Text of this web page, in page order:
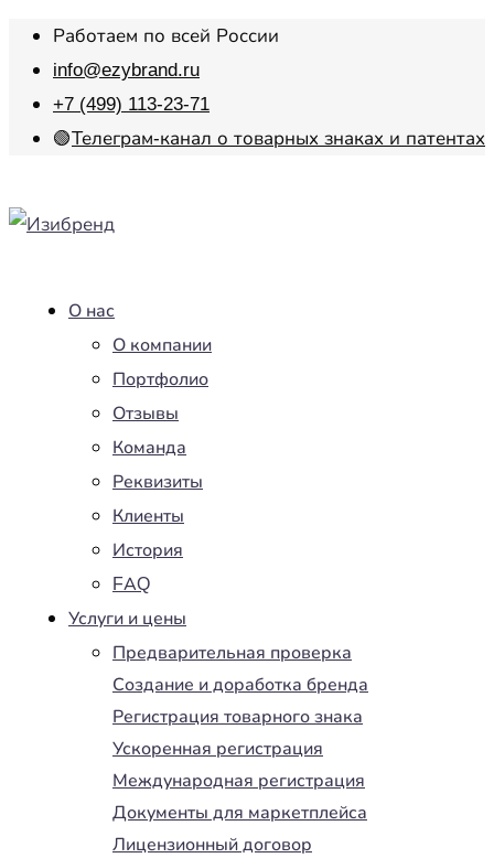
Работаем по всей России
info@ezybrand.ru
+7 (499) 113-23-71
🟢Телеграм-канал о товарных знаках и патентах
О нас
О компании
Портфолио
Отзывы
Команда
Реквизиты
Клиенты
История
FAQ
Услуги и цены
Предварительная проверка
Создание и доработка бренда
Регистрация товарного знака
Ускоренная регистрация
Международная регистрация
Документы для маркетплейса
Лицензионный договор